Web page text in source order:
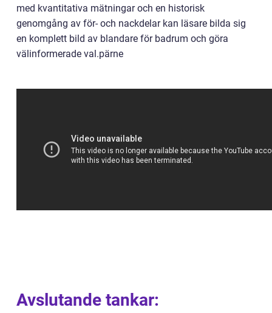
med kvantitativa mätningar och en historisk
genomgång av för- och nackdelar kan läsare bilda sig
en komplett bild av blandare för badrum och göra
välinformerade val.pärne
Avslutande tankar: